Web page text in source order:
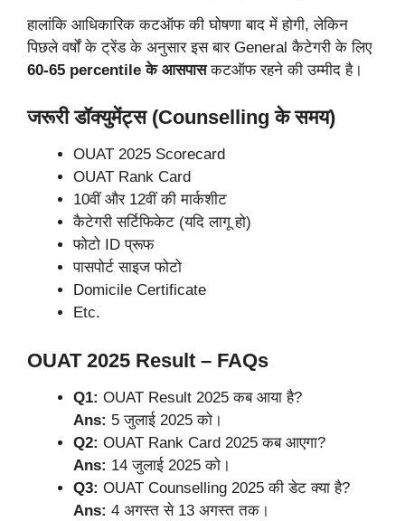
हालांकि आधिकारिक कटऑफ की घोषणा बाद में होगी, लेकिन
पिछले वर्षों के ट्रेंड के अनुसार इस बार General कैटेगरी के लिए
60-65 percentile के आसपासकटऑफ रहने की उम्मीद है।
जरूरी डॉक्युमेंट्स (Counselling के समय)
OUAT 2025 Scorecard
OUAT Rank Card
10वीं और 12वीं की मार्कशीट
कैटेगरी सर्टिफिकेट (यदि लागू हो)
फोटो ID प्रूफ
पासपोर्ट साइज फोटो
Domicile Certificate
Etc.
OUAT 2025 Result – FAQs
Q1: OUAT Result 2025 कब आया है?
Ans: 5 जुलाई 2025 को।
Q2: OUAT Rank Card 2025 कब आएगा?
Ans: 14 जुलाई 2025 को।
Q3: OUAT Counselling 2025 की डेट क्या है?
Ans: 4 अगस्त से 13 अगस्त तक।